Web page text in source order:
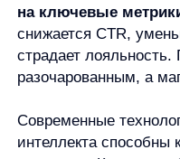
Почему так много
поисковых